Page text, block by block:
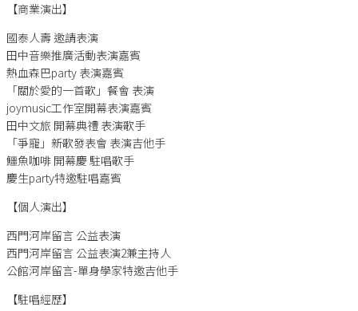
【商業演出】
國泰人壽 邀請表演
田中音樂推廣活動表演嘉賓
熱血森巴party 表演嘉賓
「關於愛的一首歌」餐會 表演
joymusic工作室開幕表演嘉賓
田中文旅 開幕典禮 表演歌手
「爭寵」新歌發表會 表演吉他手
鱷魚咖啡 開幕慶 駐唱歌手
慶生party特邀駐唱嘉賓
【個人演出】
西門河岸留言 公益表演
西門河岸留言 公益表演2兼主持人
公館河岸留言-單身學家特邀吉他手
【駐唱經歷】